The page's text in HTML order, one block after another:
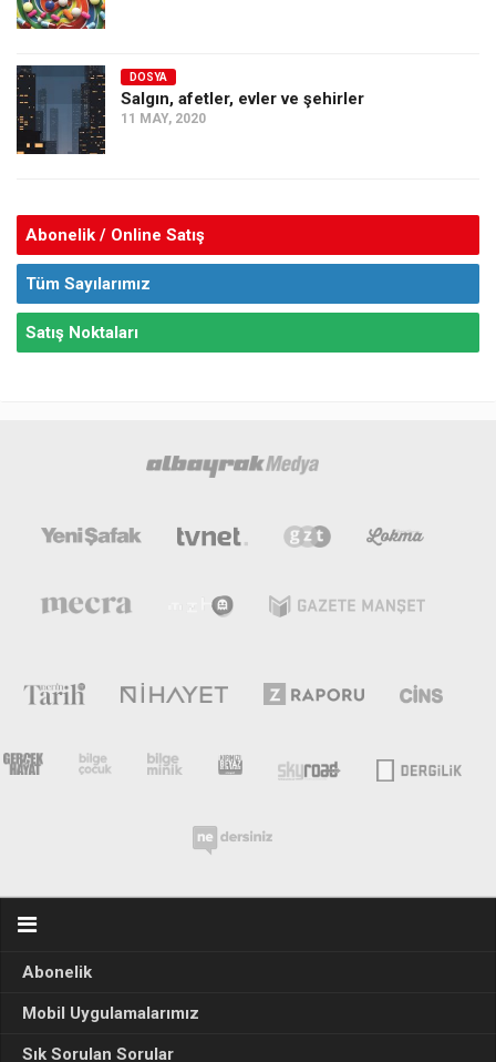
DOSYA
Salgın, afetler, evler ve şehirler
11 MAY, 2020
Abonelik / Online Satış
Tüm Sayılarımız
Satış Noktaları
Abonelik
Mobil Uygulamalarımız
Sık Sorulan Sorular